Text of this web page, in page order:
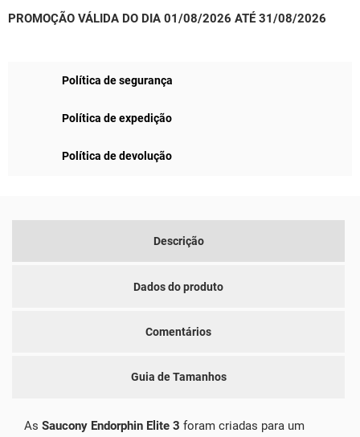
PROMOÇÃO VÁLIDA DO DIA 01/08/2026 ATÉ 31/08/2026
Política de segurança
Política de expedição
Política de devolução
Descrição
Dados do produto
Comentários
Guia de Tamanhos
As Saucony Endorphin Elite 3 foram criadas para um